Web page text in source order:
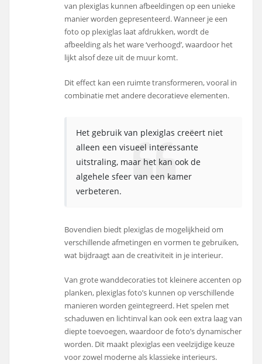
van plexiglas kunnen afbeeldingen op een unieke
manier worden gepresenteerd. Wanneer je een
foto op plexiglas laat afdrukken, wordt de
afbeelding als het ware ‘verhoogd’, waardoor het
lijkt alsof deze uit de muur komt.
Dit effect kan een ruimte transformeren, vooral in
combinatie met andere decoratieve elementen.
Het gebruik van plexiglas creëert niet
alleen een visueel interessante
uitstraling, maar het kan ook de
algehele sfeer van een kamer
verbeteren.
Bovendien biedt plexiglas de mogelijkheid om
verschillende afmetingen en vormen te gebruiken,
wat bijdraagt aan de creativiteit in je interieur.
Van grote wanddecoraties tot kleinere accenten op
planken, plexiglas foto’s kunnen op verschillende
manieren worden geïntegreerd. Het spelen met
schaduwen en lichtinval kan ook een extra laag van
diepte toevoegen, waardoor de foto’s dynamischer
worden. Dit maakt plexiglas een veelzijdige keuze
voor zowel moderne als klassieke interieurs.